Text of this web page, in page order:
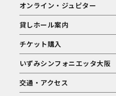
オンライン・ジュピター
貸しホール案内
チケット購入
いずみシンフォニエッタ大阪
交通・アクセス